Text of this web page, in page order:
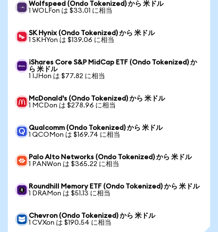
Wolfspeed (Ondo Tokenized) から 米ドル
1 WOLFon は $33.01 に相当
SK Hynix (Ondo Tokenized) から 米ドル
1 SKHYon は $139.06 に相当
iShares Core S&P MidCap ETF (Ondo Tokenized) か
ら 米ドル
1 IJHon は $77.82 に相当
McDonald's (Ondo Tokenized) から 米ドル
1 MCDon は $278.96 に相当
Qualcomm (Ondo Tokenized) から 米ドル
1 QCOMon は $169.74 に相当
Palo Alto Networks (Ondo Tokenized) から 米ドル
1 PANWon は $365.22 に相当
Roundhill Memory ETF (Ondo Tokenized) から 米ドル
1 DRAMon は $51.13 に相当
Chevron (Ondo Tokenized) から 米ドル
1 CVXon は $190.54 に相当